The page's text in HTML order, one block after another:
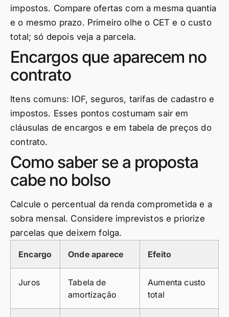
impostos. Compare ofertas com a mesma quantia
e o mesmo prazo. Primeiro olhe o CET e o custo
total; só depois veja a parcela.
Encargos que aparecem no
contrato
Itens comuns: IOF, seguros, tarifas de cadastro e
impostos. Esses pontos costumam sair em
cláusulas de encargos e em tabela de preços do
contrato.
Como saber se a proposta
cabe no bolso
Calcule o percentual da renda comprometida e a
sobra mensal. Considere imprevistos e priorize
parcelas que deixem folga.
Encargo Onde aparece Efeito
Juros
Tabela de
amortização
Aumenta custo
total